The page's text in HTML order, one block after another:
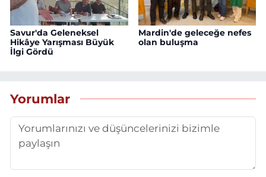
Savur'da Geleneksel
Hikâye Yarışması Büyük
İlgi Gördü
Mardin'de geleceğe nefes
olan buluşma
Yorumlar